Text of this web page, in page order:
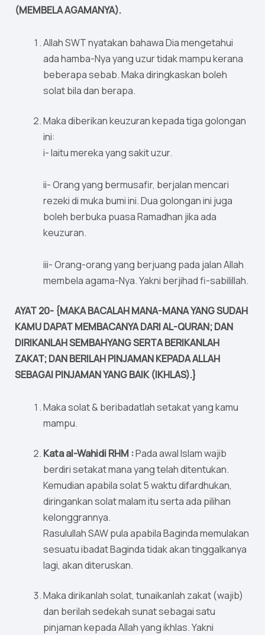
(MEMBELA AGAMANYA).
Allah SWT nyatakan bahawa Dia mengetahui
ada hamba-Nya yang uzur tidak mampu kerana
beberapa sebab. Maka diringkaskan boleh
solat bila dan berapa.
Maka diberikan keuzuran kepada tiga golongan
ini:
i- Iaitu mereka yang sakit uzur.
ii- Orang yang bermusafir, berjalan mencari
rezeki di muka bumi ini. Dua golongan ini juga
boleh berbuka puasa Ramadhan jika ada
keuzuran.
iii- Orang-orang yang berjuang pada jalan Allah
membela agama-Nya. Yakni berjihad fi-sabilillah.
AYAT 20- {MAKA BACALAH MANA-MANA YANG SUDAH
KAMU DAPAT MEMBACANYA DARI AL-QURAN; DAN
DIRIKANLAH SEMBAHYANG SERTA BERIKANLAH
ZAKAT; DAN BERILAH PINJAMAN KEPADA ALLAH
SEBAGAI PINJAMAN YANG BAIK (IKHLAS).}
Maka solat & beribadatlah setakat yang kamu
mampu.
Kata al-Wahidi RHM :Pada awal Islam wajib
berdiri setakat mana yang telah ditentukan.
Kemudian apabila solat 5 waktu difardhukan,
diringankan solat malam itu serta ada pilihan
kelonggrannya.
Rasulullah SAW pula apabila Baginda memulakan
sesuatu ibadat Baginda tidak akan tinggalkanya
lagi, akan diteruskan.
Maka dirikanlah solat, tunaikanlah zakat (wajib)
dan berilah sedekah sunat sebagai satu
pinjaman kepada Allah yang ikhlas. Yakni